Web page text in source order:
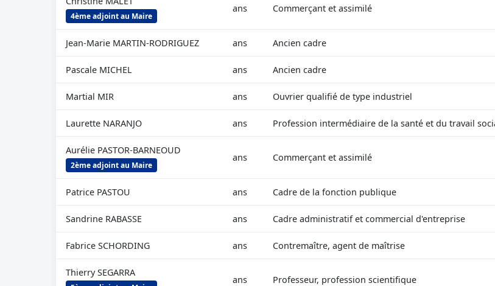
4ème adjoint au Maire
ans Commerçant et assimilé
Jean-Marie MARTIN-RODRIGUEZ ans Ancien cadre
Pascale MICHEL ans Ancien cadre
Martial MIR ans Ouvrier qualifié de type industriel
Laurette NARANJO ans Profession intermédiaire de la santé et du travail
Aurélie PASTOR-BARNEOUD
2ème adjoint au Maire
ans Commerçant et assimilé
Patrice PASTOU ans Cadre de la fonction publique
Sandrine RABASSE ans Cadre administratif et commercial d'entreprise
Fabrice SCHORDING ans Contremaître, agent de maîtrise
Thierry SEGARRA
ans Professeur, profession scientifique